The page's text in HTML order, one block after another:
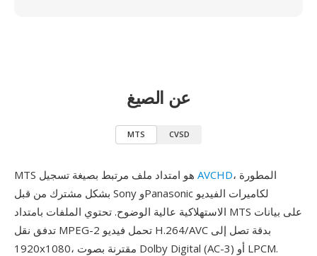
عن الصيغ
MTS CVSD
AVCHD، المطورة
بشكل مشترك من قبل Sony وPanasonic لكاميرات الفيديو
الاستهلاكية عالية الوضوح. تحتوي الملفات بامتداد MTS على بيانات
تدفق نقل MPEG-2 تحمل فيديو H.264/AVC بدقة تصل إلى
1920x1080، مقترنة بصوت Dolby Digital (AC-3) أو LPCM.